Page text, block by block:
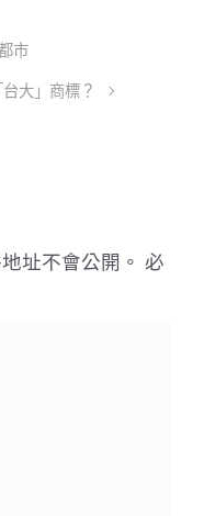
市
大」商標？
址不會公開。 必